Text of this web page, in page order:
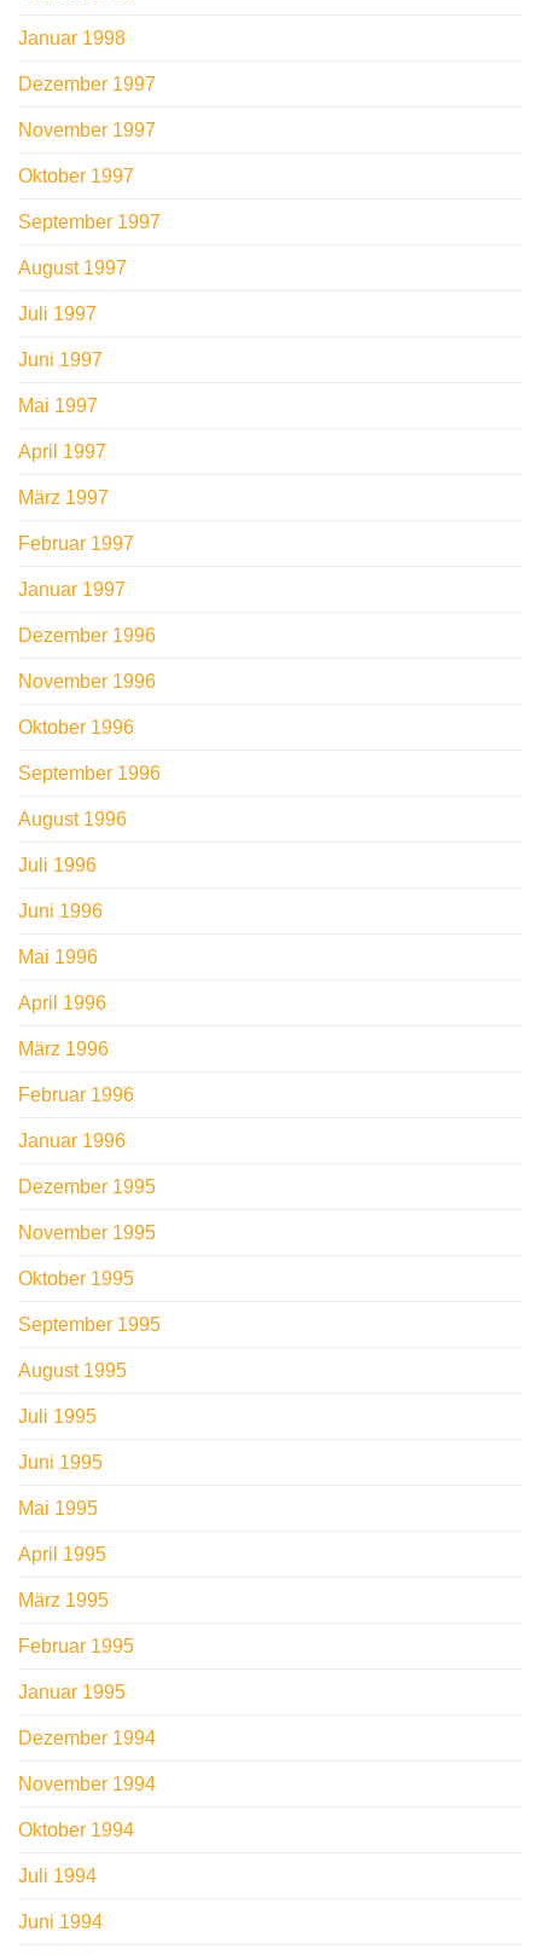
Januar 1998
Dezember 1997
November 1997
Oktober 1997
September 1997
August 1997
Juli 1997
Juni 1997
Mai 1997
April 1997
März 1997
Februar 1997
Januar 1997
Dezember 1996
November 1996
Oktober 1996
September 1996
August 1996
Juli 1996
Juni 1996
Mai 1996
April 1996
März 1996
Februar 1996
Januar 1996
Dezember 1995
November 1995
Oktober 1995
September 1995
August 1995
Juli 1995
Juni 1995
Mai 1995
April 1995
März 1995
Februar 1995
Januar 1995
Dezember 1994
November 1994
Oktober 1994
Juli 1994
Juni 1994